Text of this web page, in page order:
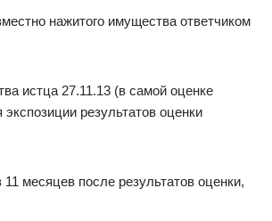
нажитого имущества ответчиком
истца 27.11.13 (в самой оценке
экспозиции результатов оценки
месяцев после результатов оценки,